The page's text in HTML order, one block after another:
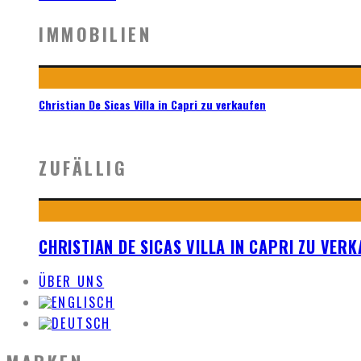
IMMOBILIEN
Christian De Sicas Villa in Capri zu verkaufen
ZUFÄLLIG
CHRISTIAN DE SICAS VILLA IN CAPRI ZU
ÜBER UNS